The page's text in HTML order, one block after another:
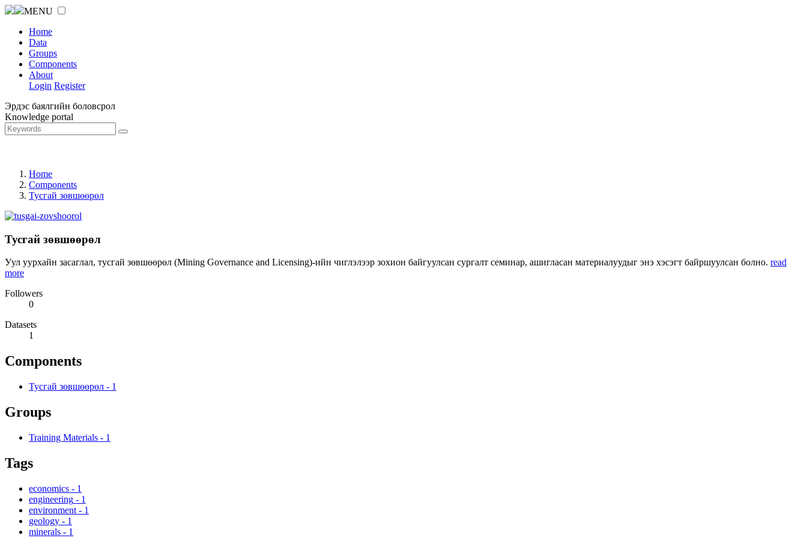
MENU
Home
Data
Groups
Components
About
Login Register
Эрдэс баялгийн боловсрол
Knowledge portal
Home
Components
Тусгай зөвшөөрөл
Тусгай зөвшөөрөл
Уул уурхайн засаглал, тусгай зөвшөөрөл (Mining Governance and Licensing)-ийн чиглэлээр зохион байгуулсан сургалт семинар, ашигласан материалуудыг энэ хэсэгт байршуулсан болно. read
more
Followers
0
Datasets
1
Components
Тусгай зөвшөөрөл - 1
Groups
Training Materials - 1
Tags
economics - 1
engineering - 1
environment - 1
geology - 1
minerals - 1